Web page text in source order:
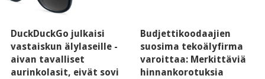
DuckDuckGo julkaisi
vastaiskun älylaseille -
aivan tavalliset
aurinkolasit, eivät sovi
Budjettikoodaajien
suosima tekoälyfirma
varoittaa: Merkittäviä
hinnankorotuksia